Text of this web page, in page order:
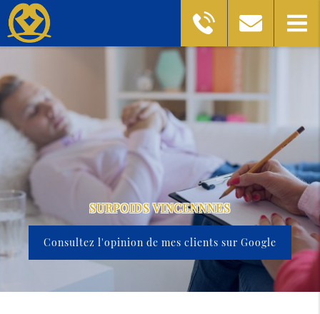
SURPOIDS VINCENNNES
Consultez l'opinion de mes clients sur Google